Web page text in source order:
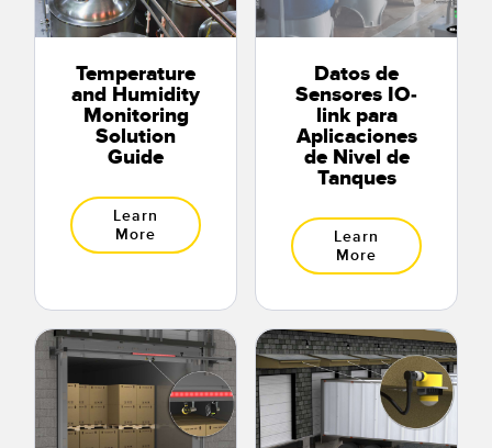
Temperature
and Humidity
Monitoring
Solution
Guide
Learn
More
Datos de
Sensores IO-
link para
Aplicaciones
de Nivel de
Tanques
Learn
More